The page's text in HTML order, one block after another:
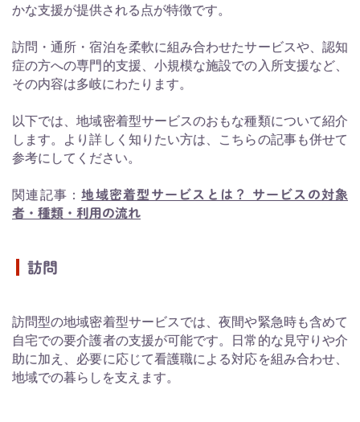
かな支援が提供される点が特徴です。
訪問・通所・宿泊を柔軟に組み合わせたサービスや、認知
症の方への専門的支援、小規模な施設での入所支援など、
その内容は多岐にわたります。
以下では、地域密着型サービスのおもな種類について紹介
します。より詳しく知りたい方は、こちらの記事も併せて
参考にしてください。
関連記事：地域密着型サービスとは？ サービスの対象
者・種類・利用の流れ
訪問
訪問型の地域密着型サービスでは、夜間や緊急時も含めて
自宅での要介護者の支援が可能です。日常的な見守りや介
助に加え、必要に応じて看護職による対応を組み合わせ、
地域での暮らしを支えます。